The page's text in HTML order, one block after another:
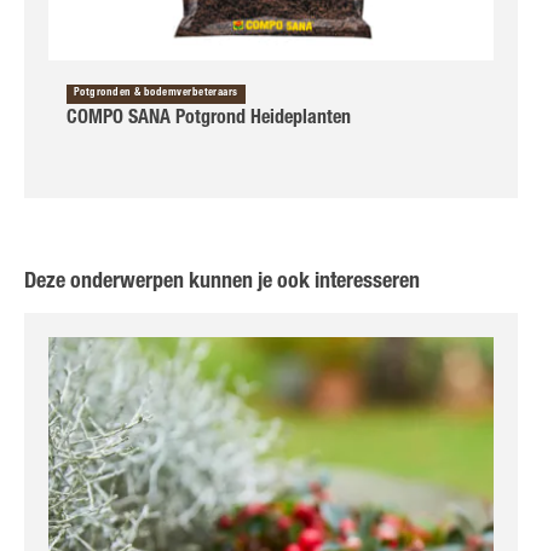
Potgronden & bodemverbeteraars
COMPO SANA Potgrond Heideplanten
Deze onderwerpen kunnen je ook interesseren